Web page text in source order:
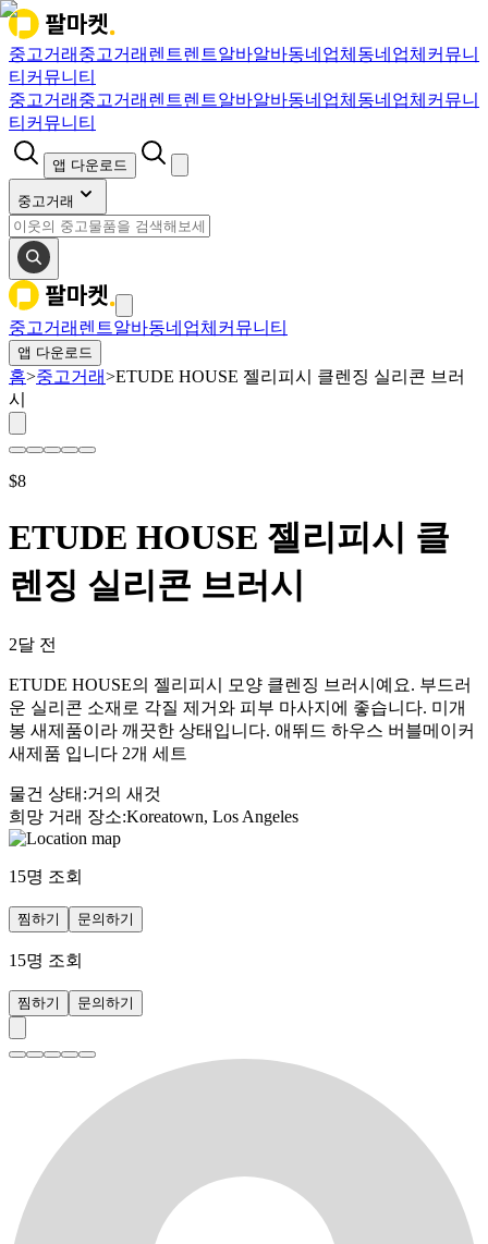
중고거래 중고거래 렌트렌트알바알바동네업체 동네업체 커뮤니
티 커뮤니티
중고거래 중고거래 렌트렌트알바알바동네업체 동네업체 커뮤니
티 커뮤니티
앱 다운로드
중고거래
중고거래 렌트알바동네업체 커뮤니티
앱 다운로드
홈>중고거래>ETUDE HOUSE 젤리피시 클렌징 실리콘 브러
시
$8
ETUDE HOUSE 젤리피시 클
렌징 실리콘 브러시
2달 전
ETUDE HOUSE의 젤리피시 모양 클렌징 브러시예요. 부드러
운 실리콘 소재로 각질 제거와 피부 마사지에 좋습니다. 미개
봉 새제품이라 깨끗한 상태입니다. 애뛰드 하우스 버블메이커
새제품 입니다 2개 세트
물건 상태 :거의 새것
희망 거래 장소:Koreatown, Los Angeles
15명 조회
찜하기 문의하기
15명 조회
찜하기 문의하기